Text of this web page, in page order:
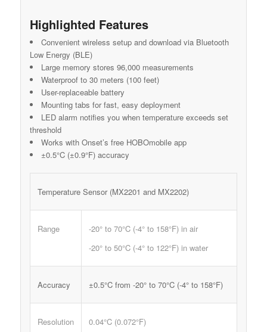
Highlighted Features
Convenient wireless setup and download via Bluetooth
Low Energy (BLE)
Large memory stores 96,000 measurements
Waterproof to 30 meters (100 feet)
User-replaceable battery
Mounting tabs for fast, easy deployment
LED alarm notifies you when temperature exceeds set
threshold
Works with Onset’s free HOBOmobile app
±0.5°C (±0.9°F) accuracy
Temperature Sensor (MX2201 and MX2202)
Range
-20° to 70°C (-4° to 158°F) in air
-20° to 50°C (-4° to 122°F) in water
Accuracy ±0.5°C from -20° to 70°C (-4° to 158°F)
Resolution 0.04°C (0.072°F)